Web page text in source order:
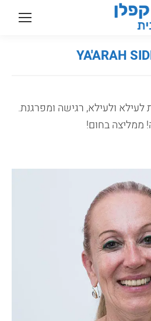
YA'ARAH
ולעילא, רגישה ומפרגנת.
בחום!